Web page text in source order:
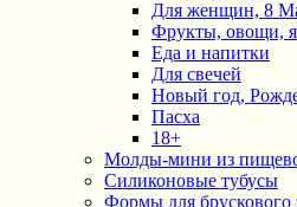
Для женщин, 8
Фрукты, овощи,
Еда и напитки
Для свечей
Новый год,
Пасха
18+
Молды-мини из
Силиконовые тубусы
Формы для брускового